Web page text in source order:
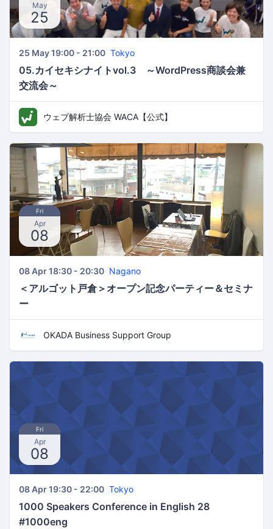
May
25
25 May 19:00 - 21:00 Tokyo
05.カイセキシナイトvol.3 ～WordPress商談会兼
交流会～
ウェブ解析士協会 WACA【公式】
Fri
Apr
08
08 Apr 18:30 - 20:30 Nagano
＜アルゴット戸倉＞オープン記念パーティー＆セミナ
ー
OKADA Business Support Group
Fri
Apr
08
08 Apr 19:30 - 22:00 Tokyo
1000 Speakers Conference in English 28
#1000eng